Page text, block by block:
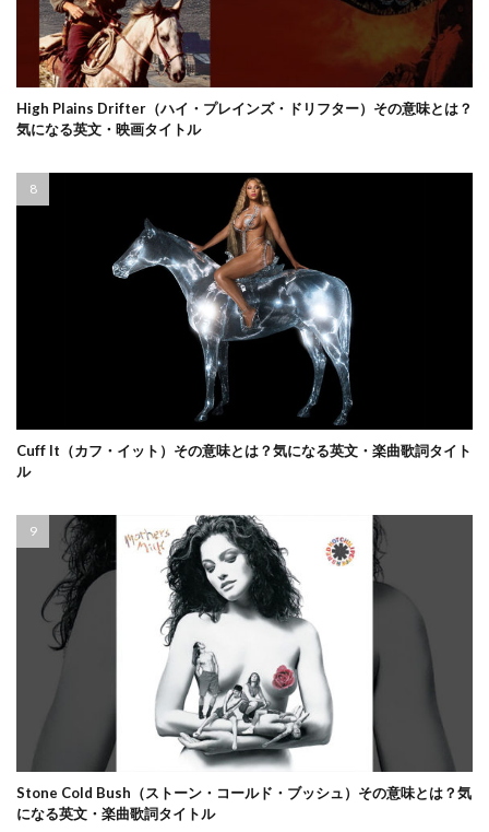
High Plains Drifter（ハイ・プレインズ・ドリフター）その意味とは？
気になる英文・映画タイトル
Cuff It（カフ・イット）その意味とは？気になる英文・楽曲歌詞タイト
ル
Stone Cold Bush（ストーン・コールド・ブッシュ）その意味とは？気
になる英文・楽曲歌詞タイトル